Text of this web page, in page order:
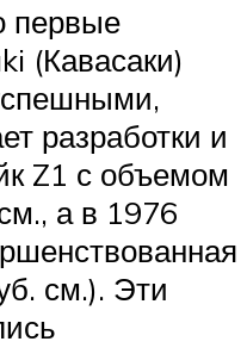
первые
(Кавасаки)
разработки и
Z1 с объемом
а в 1976
см.). Эти